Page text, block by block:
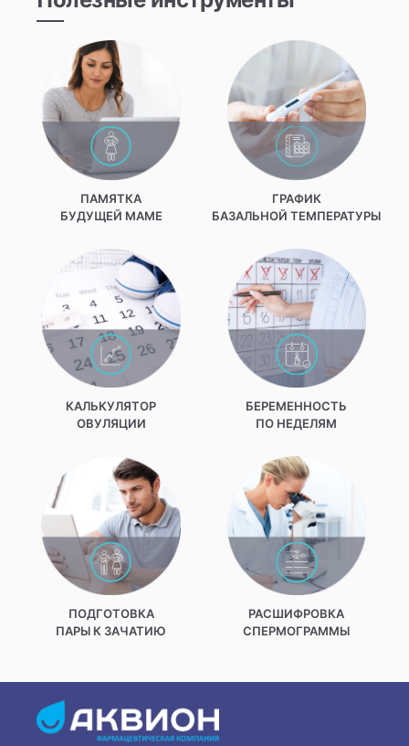
ПАМЯТКА
БУДУЩЕЙ МАМЕ
ГРАФИК
БАЗАЛЬНОЙ ТЕМПЕРАТУРЫ
КАЛЬКУЛЯТОР
ОВУЛЯЦИИ
БЕРЕМЕННОСТЬ
ПО НЕДЕЛЯМ
ПОДГОТОВКА
ПАРЫ К ЗАЧАТИЮ
РАСШИФРОВКА
СПЕРМОГРАММЫ